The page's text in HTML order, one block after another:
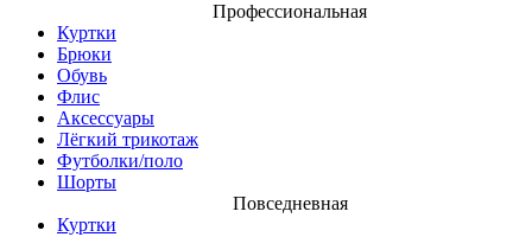
Профессиональная
Куртки
Брюки
Обувь
Флис
Аксессуары
Лёгкий трикотаж
Футболки/поло
Шорты
Повседневная
Куртки